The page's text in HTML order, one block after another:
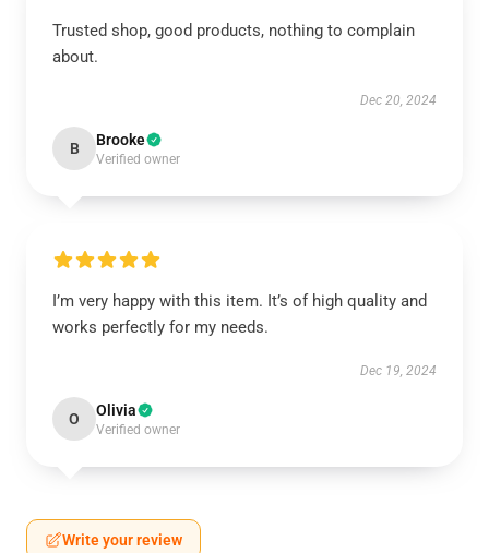
Trusted shop, good products, nothing to complain
about.
Dec 20, 2024
B Brooke
Verified owner
I’m very happy with this item. It’s of high quality and
works perfectly for my needs.
Dec 19, 2024
O Olivia
Verified owner
Write your review